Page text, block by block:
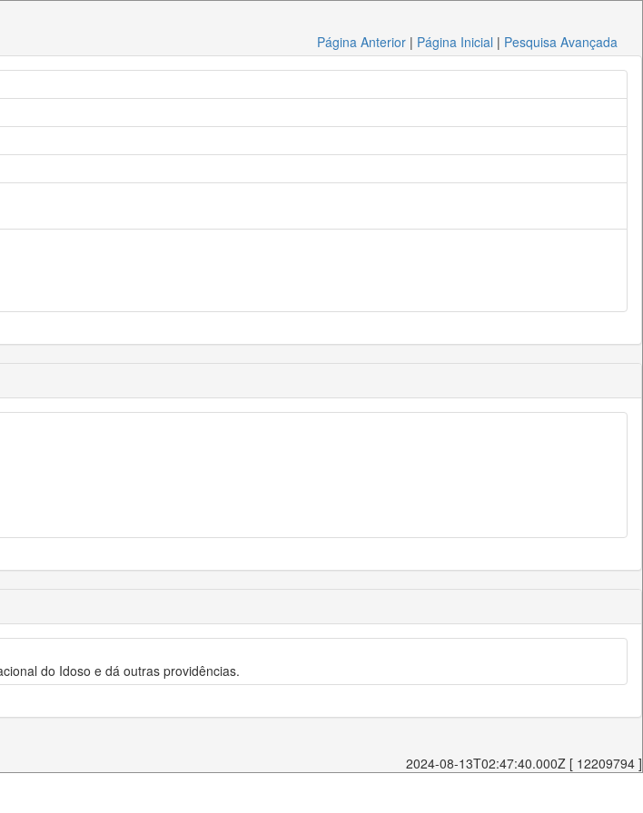
Página Anterior | Página Inicial | Pesquisa Avançada
do Idoso e dá outras providências.
2024-08-13T02:47:40.000Z [ 12209794 ]